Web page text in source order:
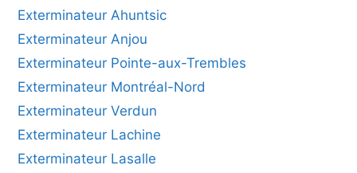
Exterminateur Ahuntsic
Exterminateur Anjou
Exterminateur Pointe-aux-Trembles
Exterminateur Montréal-Nord
Exterminateur Verdun
Exterminateur Lachine
Exterminateur Lasalle